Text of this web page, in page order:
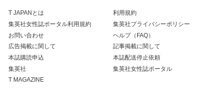
T JAPANとは
利用規約
集英社女性誌ポータル利用規約
集英社プライバシーポリシー
お問い合わせ
ヘルプ（FAQ）
広告掲載に関して
記事掲載に関して
本誌購読申込
本誌配送停止依頼
集英社
集英社女性誌ポータル
T MAGAZINE